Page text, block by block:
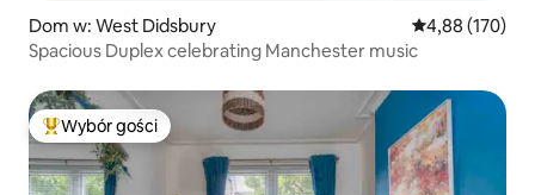
Dom w: West Didsbury Średnia
4,88 (170)
Spacious Duplex celebrating Manchester music
Najpopularniejsze z kategorii Wybór gości
Wybór gości